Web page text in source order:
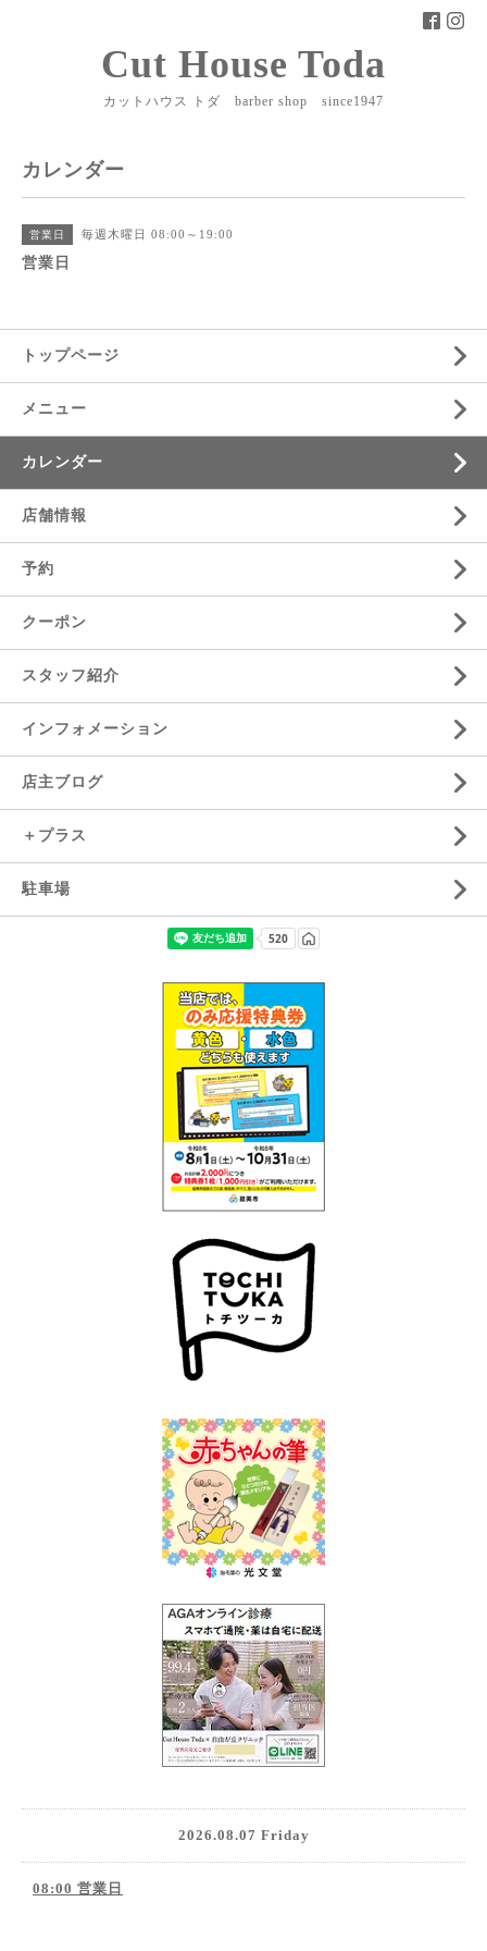
Cut House Toda
カットハウス トダ barber shop since1947
カレンダー
営業日 毎週木曜日 08:00～19:00
営業日
トップページ
メニュー
カレンダー
店舗情報
予約
クーポン
スタッフ紹介
インフォメーション
店主ブログ
＋プラス
駐車場
2026.08.07 Friday
08:00 営業日